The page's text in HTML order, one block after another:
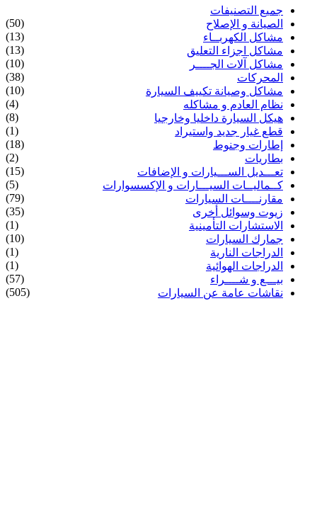
جميع التصنيفات
الصيانة و الإصلاح
(50)
مشاكل الكهربــاء
(13)
مشاكل اجزاء التعليق
(13)
مشاكل آلات الجــــر
(10)
المحركات
(38)
مشاكل وصيانة تكييف السيارة
(10)
نظام العادم و مشاكله
(4)
هيكل السيارة داخليا وخارجيا
(8)
قطع غيار جديد واستيراد
(1)
إطارات وجنوط
(18)
بطاريات
(2)
تعـــديل الســـيارات و الإضافات
(15)
كــماليــات السيـــارات و الإكسسوارات
(5)
مقارنــــات السيارات
(79)
زيوت وسوائل أخرى
(35)
الاستشارات التأمينية
(1)
جمارك السيارات
(10)
الدراجات النارية
(1)
الدراجات الهوائية
(1)
بيـــع و شــــراء
(57)
نقاشات عامة عن السيارات
(505)